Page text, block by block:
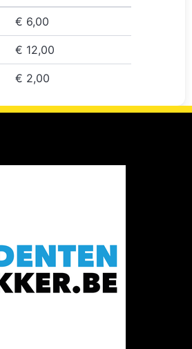
€ 6,00
€ 12,00
€ 2,00